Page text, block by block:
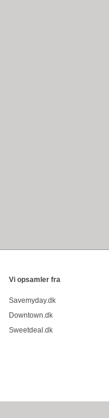
Vi opsamler fra
Savemyday.dk
Downtown.dk
Sweetdeal.dk